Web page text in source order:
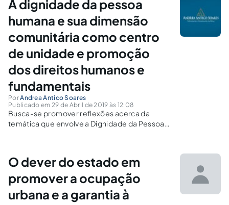
A dignidade da pessoa
humana e sua dimensão
comunitária como centro
de unidade e promoção
dos direitos humanos e
fundamentais
PorAndrea Antico Soares
Publicado em 29 de Abril de 2019 às 12:08
Busca-se promover reflexões acerca da
temática que envolve a Dignidade da Pessoa
dos Direitos Humanos e Fundamentais.
favorecer reflexões acerca de sua dimensão
comunitária.
O dever do estado em
promover a ocupação
urbana e a garantia à